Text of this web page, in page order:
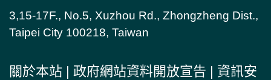
3,15-17F., No.5, Xuzhou Rd., Zhongzheng Dist.,
Taipei City 100218, Taiwan
關於本站 | 政府網站資料開放宣告 | 資訊安